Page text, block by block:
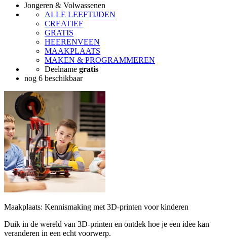
Jongeren & Volwassenen
ALLE LEEFTIJDEN
CREATIEF
GRATIS
HEERENVEEN
MAAKPLAATS
MAKEN & PROGRAMMEREN
Deelname gratis
nog 6 beschikbaar
Maakplaats: Kennismaking met 3D-printen voor kinderen
Duik in de wereld van 3D-printen en ontdek hoe je een idee kan
veranderen in een echt voorwerp.